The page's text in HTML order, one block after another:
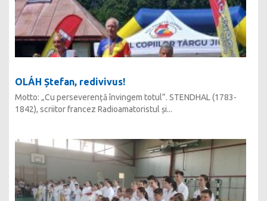
OLÁH Ștefan, redivivus!
Motto: „Cu perseverență învingem totul”. STENDHAL (1783-
1842), scriitor francez Radioamatoristul și...